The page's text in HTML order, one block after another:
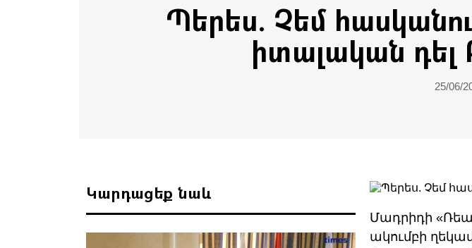
Պերես. Չեմ
իտալական դել
25/06/
Կարդացեք նաև
Մադրիդի
ակումբի